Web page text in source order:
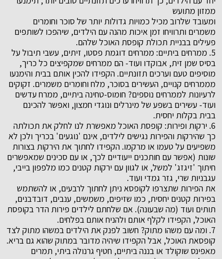
ממזון מתועש
ומעובד שלרוב מכיל כמויות גדולות יותר של סוכר וחומרים
משמרים ותרוויחו זמן איכות מהנה עם הילדים, שיהפכו לשותפים
פעילים בבניית תכולת קופסת האוכל שלהם.
5. ממרחים ביתיים: ממרחים דוגמת פסטו, זיתים, עשבי תיבול על
בסיס שמן זית, אבוקדו ועוד- הם ממרחים שמקפיצים כל כריך,
מוסיפים טעם וערכים תזונתיים. הקפידו להכין אותם בבית והימנעו
מממרחים קנויים, העשירים בסוכר, מלח וחומרים משמרים. זקוקים
לרעיונות לממרחים נוספים? חומוס-טחינה ביתיים, ממרח עדשים
ועוד- עשירים בשפע של מינרלים ונוגדי חמצון, ואפשר להכינם
בבית בקלות יחסית.
6. ירקות ופירות: קופסת האוכל מאפשרת לנו לחלק את תכולתה
כך שהירקות והפירות נגישים לילדים, אינם 'נוגעים' בכריך ולכן לא
משפיעים על טעמו או מרקמו. הקפידו לחתוך את הירקות בצורות
שונות (אפשר עם חותכנים ייעודיים לכך, או עם סכינים שמאפשרים
חיתוך 'זיגזג' למשל, או לגוון עם ירקות קטנים כמו מלפפון בייבי,
עגבניות שרי, גזר גמדי ועוד.
את הפירות שתצרפו לקופסא ניתן לחתוך לרבעים, או להשתמש
בפירות קטנים יחסית, כמו שזיפים, משמשים, ענבים, דובדבנים,
תותים ועוד (מה שבעונה). אם שלחתם לילדים פירות הדר בקופסת
האוכל, הקפידו לקלף אותם ולהניח אותם בפלחים.
7. ומה עם משהו מתוק? חשוב לפנק את הילדים במשהו מתוק לצד
קופסאת האוכל, אבל הקפידו שיהיה מדובר במתוק שהוא גם בריא.
מאפינס שוקולד או בננה ביתיים, חטיף גרנולה ביתי, תמרים